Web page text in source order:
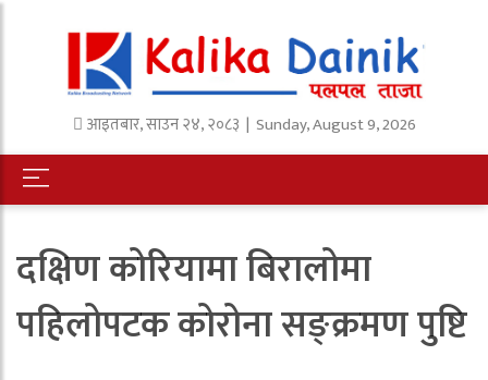
आइतबार,साउन२४,२०८३ | Sunday, August 9, 2026
दक्षिण कोरियामा बिरालोमा
पहिलोपटक कोरोना सङ्क्रमण पुष्टि